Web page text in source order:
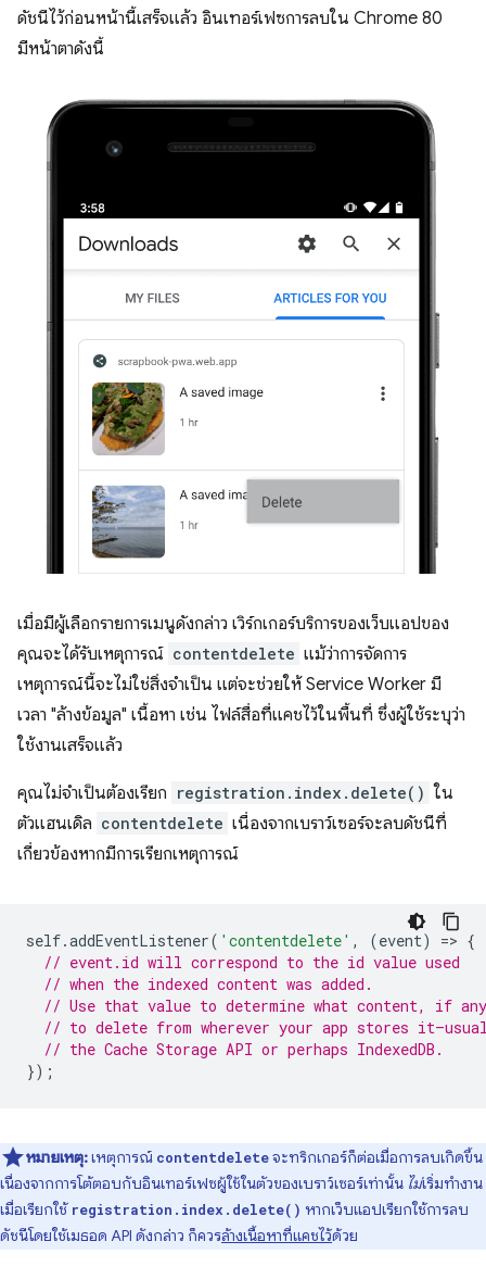
ดัชนีไว้ก่อนหน้านี้เสร็จแล้ว อินเทอร์เฟซการลบใน Chrome 80
มีหน้าตาดังนี้
เมื่อมีผู้เลือกรายการเมนูดังกล่าว เวิร์กเกอร์บริการของเว็บแอปของ
คุณจะได้รับเหตุการณ์ contentdelete แม้ว่าการจัดการ
เหตุการณ์นี้จะไม่ใช่สิ่งจําเป็น แต่จะช่วยให้ Service Worker มี
เวลา "ล้างข้อมูล" เนื้อหา เช่น ไฟล์สื่อที่แคชไว้ในพื้นที่ ซึ่งผู้ใช้ระบุว่า
ใช้งานเสร็จแล้ว
คุณไม่จําเป็นต้องเรียก registration.index.delete() ใน
ตัวแฮนเดิล contentdelete เนื่องจากเบราว์เซอร์จะลบดัชนีที่
เกี่ยวข้องหากมีการเรียกเหตุการณ์
self.addEventListener( 'contentdelete' , (event) => {
// event.id will correspond to the id value used
// when the indexed content was added.
// Use that value to determine what content, if
// to delete from wherever your app stores
// the Cache Storage API or perhaps IndexedDB.
});
หมายเหตุ:เหตุการณ์ contentdeleteจะทริกเกอร์ก็ต่อเมื่อการลบเกิดขึ้น
เนื่องจากการโต้ตอบกับอินเทอร์เฟซผู้ใช้ในตัวของเบราว์เซอร์เท่านั้น ไม่เริ่มทํางาน
เมื่อเรียกใช้ registration.index.delete() หากเว็บแอปเรียกใช้การลบ
ดัชนีโดยใช้เมธอด API ดังกล่าว ก็ควรล้างเนื้อหาที่แคชไว้ด้วย